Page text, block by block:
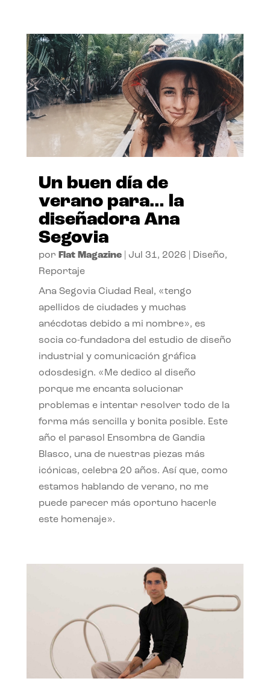
Un buen día de
verano para… la
diseñadora Ana
Segovia
por Flat Magazine| Jul 31, 2026 Diseño,
Reportaje
Ana Segovia Ciudad Real, «tengo
apellidos de ciudades y muchas
anécdotas debido a mi nombre», es
socia co-fundadora del estudio de diseño
industrial y comunicación gráfica
odosdesign. «Me dedico al diseño
porque me encanta solucionar
problemas e intentar resolver todo de la
forma más sencilla y bonita posible. Este
año el parasol Ensombra de Gandia
Blasco, una de nuestras piezas más
icónicas, celebra 20 años. Así que, como
estamos hablando de verano, no me
puede parecer más oportuno hacerle
este homenaje».